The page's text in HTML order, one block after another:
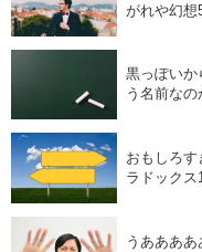
がれや幻想
黒っぽいか
う名前なの
おもしろ
ラドックス
うあああ